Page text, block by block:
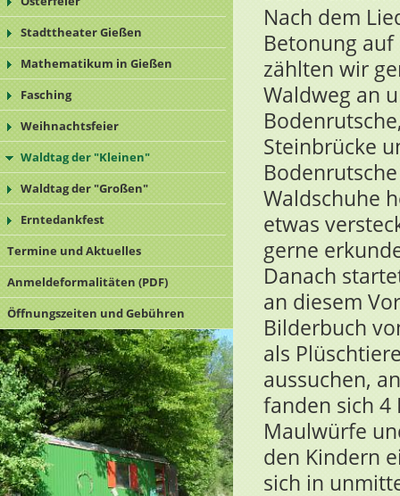
Stadttheater Gießen
Mathematikum in Gießen
Fasching
Weihnachtsfeier
Waldtag der "Kleinen"
Waldtag der "Großen"
Erntedankfest
Termine und Aktuelles
Anmeldeformalitäten (PDF)
Öffnungszeiten und Gebühren
Nach dem
Betonung auf
zählten wir
Waldweg an
Steinbrücke
Waldschuhe
etwas
gerne
Danach
an diesem
Bilderbuch
als
aussuchen,
fanden sich 4
Maulwürfe
den Kindern
sich in